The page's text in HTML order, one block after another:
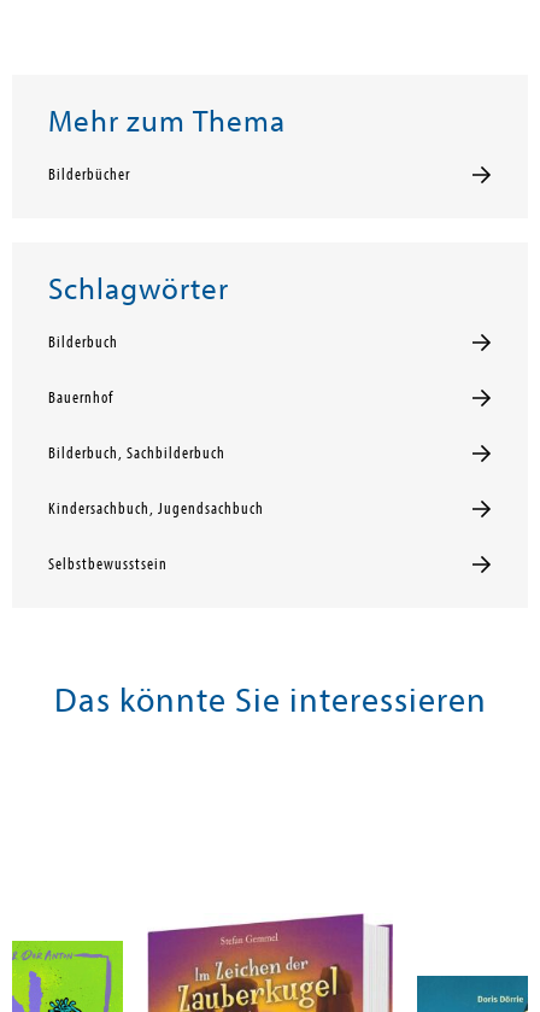
Mehr zum Thema
Bilderbücher
Schlagwörter
Bilderbuch
Bauernhof
Bilderbuch, Sachbilderbuch
Kindersachbuch, Jugendsachbuch
Selbstbewusstsein
Das könnte Sie interessieren